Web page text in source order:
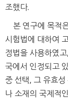
조했다.
본 연구에 목적
시험법에 대하여
정법을 사용하였
국에서 인정되고
중 선택, 그 유효
나 소재의 국제적